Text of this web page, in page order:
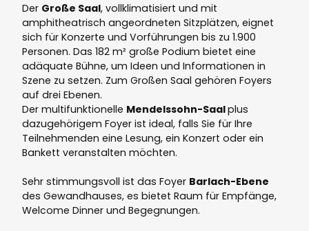
Der Große Saal, vollklimatisiert und mit
amphitheatrisch angeordneten Sitzplätzen, eignet
sich für Konzerte und Vorführungen bis zu 1.900
Personen. Das 182 m² große Podium bietet eine
adäquate Bühne, um Ideen und Informationen in
Szene zu setzen. Zum Großen Saal gehören Foyers
auf drei Ebenen.
Der multifunktionelle Mendelssohn-Saalplus
dazugehörigem Foyer ist ideal, falls Sie für Ihre
Teilnehmenden eine Lesung, ein Konzert oder ein
Bankett veranstalten möchten.
Sehr stimmungsvoll ist das Foyer Barlach-Ebene
des Gewandhauses, es bietet Raum für Empfänge,
Welcome Dinner und Begegnungen.